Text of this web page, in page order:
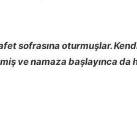
sofrasına oturmuşlar.
ve namaza başlayınca